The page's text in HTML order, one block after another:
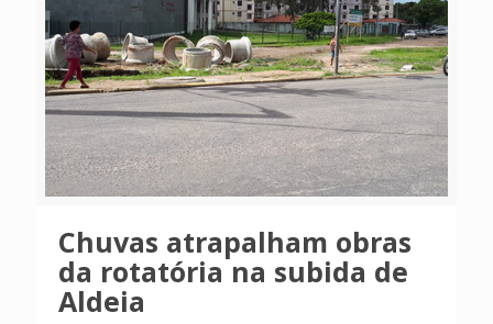
Chuvas atrapalham obras
da rotatória na subida de
Aldeia